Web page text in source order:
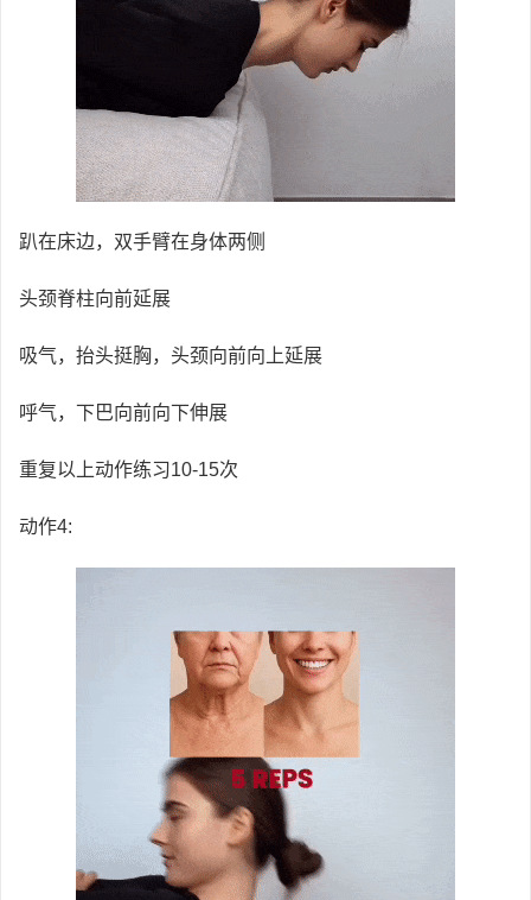
趴在床边，双手臂在身体两侧
头颈脊柱向前延展
吸气，抬头挺胸，头颈向前向上延展
呼气，下巴向前向下伸展
重复以上动作练习10-15次
动作4: